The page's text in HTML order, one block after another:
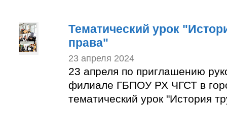
Тематический урок
права"
23 апреля 2024
23 апреля по приглашению
филиале ГБПОУ РХ ЧГСТ в
тематический урок "История